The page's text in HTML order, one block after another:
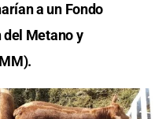
a un Fondo
Metano y